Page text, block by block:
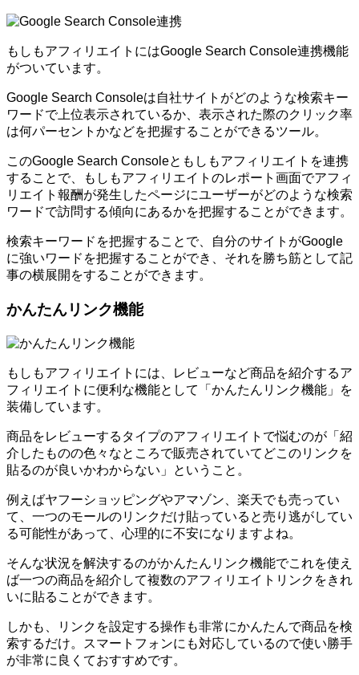
もしもアフィリエイトにはGoogle Search Console連携機能
がついています。
Google Search Consoleは自社サイトがどのような検索キー
ワードで上位表示されているか、表示された際のクリック率
は何パーセントかなどを把握することができるツール。
このGoogle Search Consoleともしもアフィリエイトを連携
することで、もしもアフィリエイトのレポート画面でアフィ
リエイト報酬が発生したページにユーザーがどのような検索
ワードで訪問する傾向にあるかを把握することができます。
検索キーワードを把握することで、自分のサイトがGoogle
に強いワードを把握することができ、それを勝ち筋として記
事の横展開をすることができます。
かんたんリンク機能
もしもアフィリエイトには、レビューなど商品を紹介するア
フィリエイトに便利な機能として「かんたんリンク機能」を
装備しています。
商品をレビューするタイプのアフィリエイトで悩むのが「紹
介したものの色々なところで販売されていてどこのリンクを
貼るのが良いかわからない」ということ。
例えばヤフーショッピングやアマゾン、楽天でも売ってい
て、一つのモールのリンクだけ貼っていると売り逃がしてい
る可能性があって、心理的に不安になりますよね。
そんな状況を解決するのがかんたんリンク機能でこれを使え
ば一つの商品を紹介して複数のアフィリエイトリンクをきれ
いに貼ることができます。
しかも、リンクを設定する操作も非常にかんたんで商品を検
索するだけ。スマートフォンにも対応しているので使い勝手
が非常に良くておすすめです。